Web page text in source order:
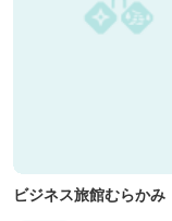
ビジネス旅館むらかみ